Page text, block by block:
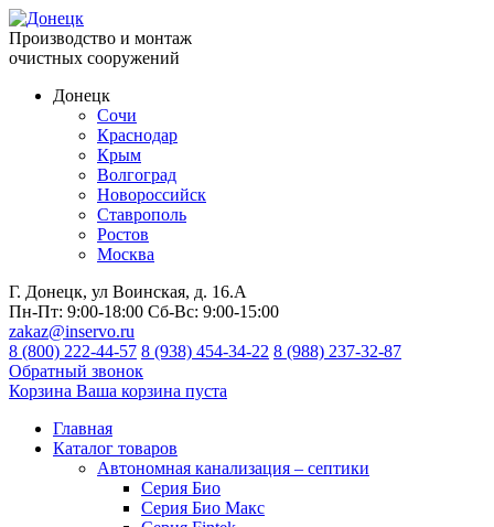
Производство и монтаж
очистных сооружений
Донецк
Сочи
Краснодар
Крым
Волгоград
Новороссийск
Ставрополь
Ростов
Москва
Г. Донецк, ул Воинская, д. 16.А
Пн-Пт: 9:00-18:00 Сб-Вс: 9:00-15:00
zakaz@inservo.ru
8 (800) 222-44-57 8 (938) 454-34-22 8 (988) 237-32-87
Обратный звонок
Корзина Ваша корзина пуста
Главная
Каталог товаров
Автономная канализация – септики
Серия Био
Серия Био Макс